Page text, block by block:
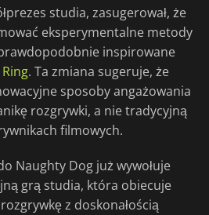
studia, zasugerował, że
eksperymentalne metody
inspirowane
. Ta zmiana sugeruje, że
sposoby angażowania
rozgrywki, a nie tradycyjną
filmowych.
Naughty Dog już wywołuje
grą studia, która obiecuje
z doskonałością